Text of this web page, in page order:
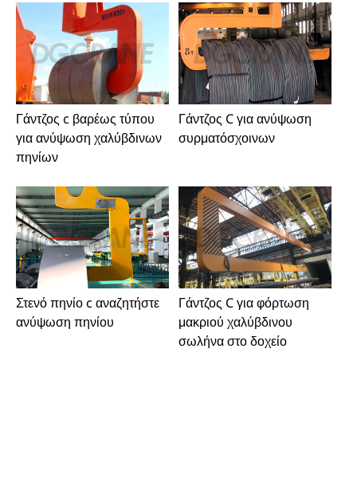
Γάντζος c βαρέως τύπου
για ανύψωση χαλύβδινων
πηνίων
Γάντζος C για ανύψωση
συρματόσχοινων
Στενό πηνίο c αναζητήστε
ανύψωση πηνίου
Γάντζος C για φόρτωση
μακριού χαλύβδινου
σωλήνα στο δοχείο